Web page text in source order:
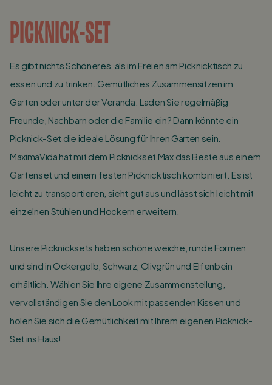
PICKNICK-SET
Es gibt nichts Schöneres, als im Freien am Picknicktisch zu
essen und zu trinken. Gemütliches Zusammensitzen im
Garten oder unter der Veranda. Laden Sie regelmäßig
Freunde, Nachbarn oder die Familie ein? Dann könnte ein
Picknick-Set die ideale Lösung für Ihren Garten sein.
MaximaVida hat mit dem Picknickset Max das Beste aus einem
Gartenset und einem festen Picknicktisch kombiniert. Es ist
leicht zu transportieren, sieht gut aus und lässt sich leicht mit
einzelnen Stühlen und Hockern erweitern.
Unsere Picknicksets haben schöne weiche, runde Formen
und sind in Ockergelb, Schwarz, Olivgrün und Elfenbein
erhältlich. Wählen Sie Ihre eigene Zusammenstellung,
vervollständigen Sie den Look mit passenden Kissen und
holen Sie sich die Gemütlichkeit mit Ihrem eigenen Picknick-
Set ins Haus!